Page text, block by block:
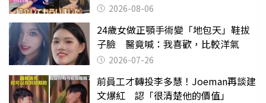
2026-08-06
24歲女做正顎手術變「地包天」鞋拔
子臉 醫竟喊：我喜歡，比較洋氣
2026-07-26
前員工才轉投李多慧！Joeman再談建
文爆紅 認「很清楚他的價值」